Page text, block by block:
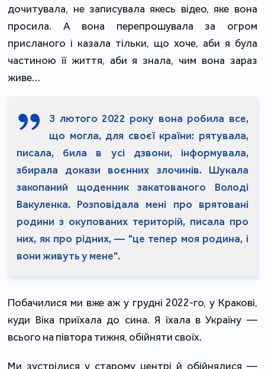
дочитувала, не записувала якесь відео, яке вона
просила. А вона перепрошувала за огром
присланого і казала тільки, що хоче, аби я була
частиною її життя, аби я знала, чим вона зараз
живе…
З лютого 2022 року вона робила все,
що могла, для своєї країни: рятувала,
писала, била в усі дзвони, інформувала,
збирала докази воєнних злочинів. Шукала
закопаний щоденник закатованого Володі
Вакуленка. Розповідала мені про врятовані
родини з окупованих територій, писала про
них, як про рідних, — "це тепер моя родина, і
вони живуть у мене".
Побачилися ми вже аж у грудні 2022-го, у Кракові,
куди Віка приїхала до сина. Я їхала в Україну —
всього на півтора тижня, обійняти своїх.
Ми зустрілися у старому центрі й обійнялися —